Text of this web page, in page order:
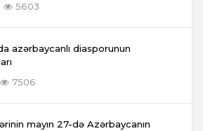
5603
azərbaycanlı diasporunun
7506
mayın 27-də Azərbaycanın